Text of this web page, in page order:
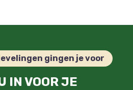
gingen je voor
IN VOOR JE